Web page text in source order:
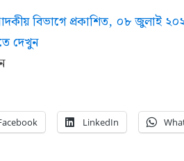
বিভাগে প্রকাশিত, ০৮ জুলাই
দেখুন
LinkedIn